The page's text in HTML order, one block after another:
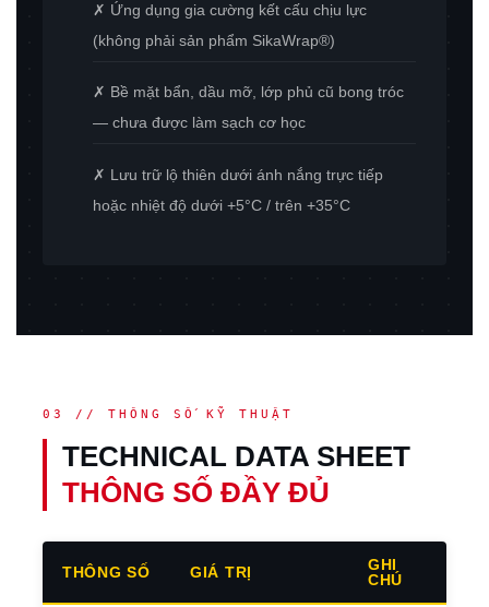
✗ Ứng dụng gia cường kết cấu chịu lực
(không phải sản phẩm SikaWrap®)
✗ Bề mặt bẩn, dầu mỡ, lớp phủ cũ bong tróc
— chưa được làm sạch cơ học
✗ Lưu trữ lộ thiên dưới ánh nắng trực tiếp
hoặc nhiệt độ dưới +5°C / trên +35°C
03 // THÔNG SỐ KỸ THUẬT
TECHNICAL DATA SHEET
THÔNG SỐ ĐẦY ĐỦ
THÔNG SỐ GIÁ TRỊ
GHI
CHÚ